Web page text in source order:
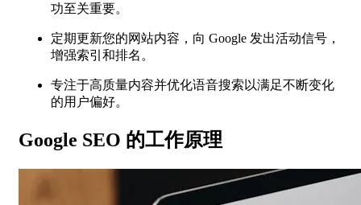
功至关重要。
定期更新您的网站内容，向 Google 发出活动信号，
增强索引和排名。
专注于高质量内容并优化语音搜索以满足不断变化
的用户偏好。
Google SEO 的工作原理